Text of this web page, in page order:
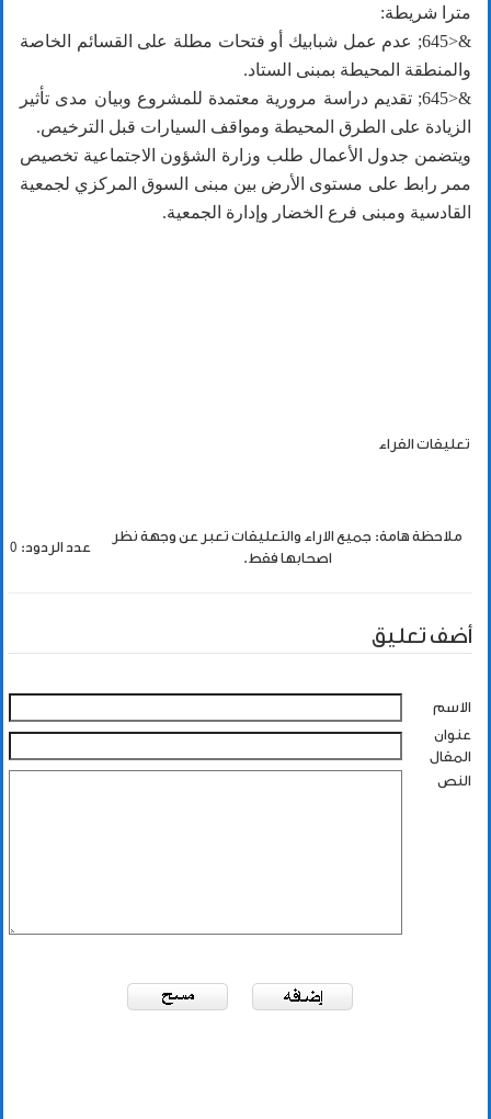
مترا شريطة:
&<645; عدم عمل شبابيك أو فتحات مطلة على القسائم الخاصة
والمنطقة المحيطة بمبنى الستاد.
&<645; تقديم دراسة مرورية معتمدة للمشروع وبيان مدى تأثير
الزيادة على الطرق المحيطة ومواقف السيارات قبل الترخيص.
ويتضمن جدول الأعمال طلب وزارة الشؤون الاجتماعية تخصيص
ممر رابط على مستوى الأرض بين مبنى السوق المركزي لجمعية
القادسية ومبنى فرع الخضار وإدارة الجمعية.
تعليقات القراء
ملاحظة هامة: جميع الاراء والتعليقات تعبر عن وجهة نظر
اصحابها فقط.
عدد الردود: 0
أضف تعليق
الاسم
عنوان
المقال
النص